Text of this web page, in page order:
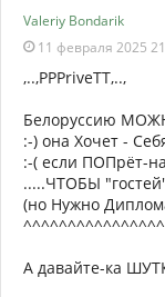
Valeriy Bondarik
11 февраля 2025
,..,PPPriveTT,..,
Белоруссию
:-) она Хочет -
:-( если ПОПрёт-
.....ЧТОБЫ
(но Нужно
А давайте-ка